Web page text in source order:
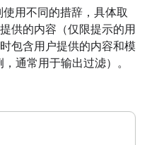
用不同的措辞，具体取
供的内容（仅限提示的用
包含用户提供的内容和模
通常用于输出过滤）。